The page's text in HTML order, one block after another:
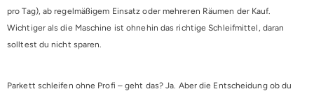
pro Tag), ab regelmäßigem Einsatz oder mehreren Räumen der Kauf.
Wichtiger als die Maschine ist ohnehin das richtige Schleifmittel, daran
solltest du nicht sparen.
Parkett schleifen ohne Profi – geht das? Ja. Aber die Entscheidung ob du